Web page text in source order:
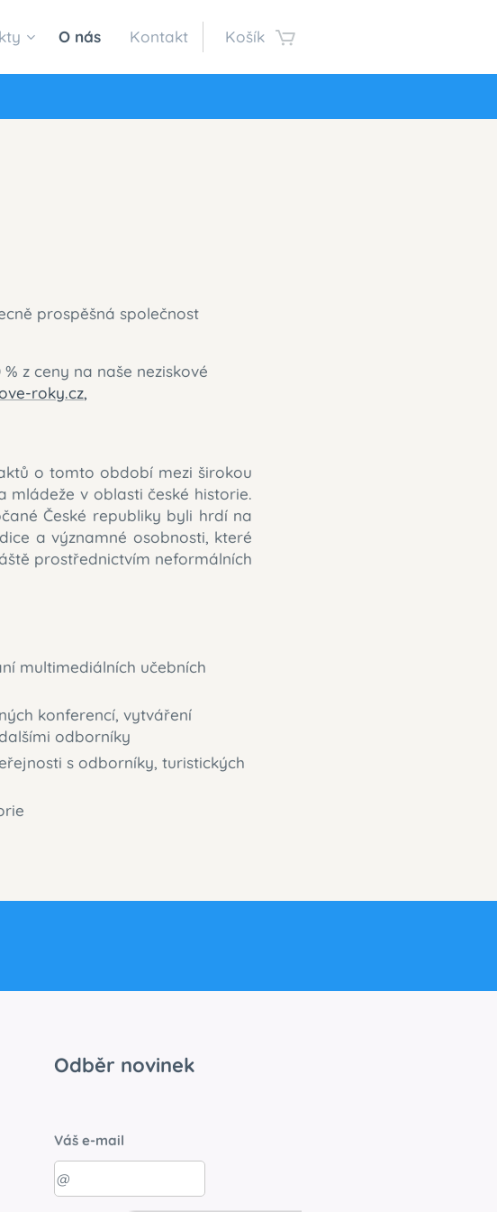
O nás Kontakt Košík
prospěšná společnost
z ceny na naše neziskové
roky.cz,
o tomto období mezi širokou
mládeže v oblasti české historie.
České republiky byli hrdí na
a významné osobnosti, které
prostřednictvím neformálních
multimediálních učebních
konferencí, vytváření
odborníky
s odborníky, turistických
Odběr novinek
Váš e-mail